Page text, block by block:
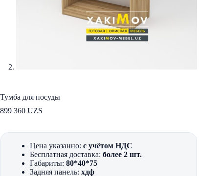
Тумба для посуды
899 360 UZS
Цена указанно: с учётом НДС
Бесплатная доставка: более 2 шт.
Габариты: 80*40*75
Задняя панель: хдф